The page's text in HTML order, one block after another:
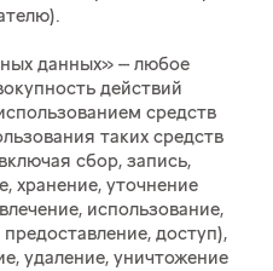
данных» --- любое
действий
средств
таких средств
сбор, запись,
хранение, уточнение
использование,
доступ),
удаление, уничтожение